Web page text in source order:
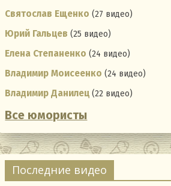
Святослав Ещенко (27 видео)
Юрий Гальцев (25 видео)
Елена Степаненко (24 видео)
Владимир Моисеенко (24 видео)
Владимир Данилец (22 видео)
Все юмористы
Последние видео